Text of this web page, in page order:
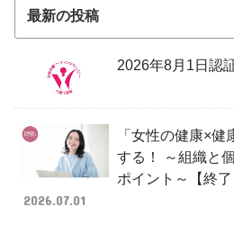
最新の投稿
2026年8月1日認
「女性の健康×健
する！ ～組織と
ポイント～【終了
2026.07.01